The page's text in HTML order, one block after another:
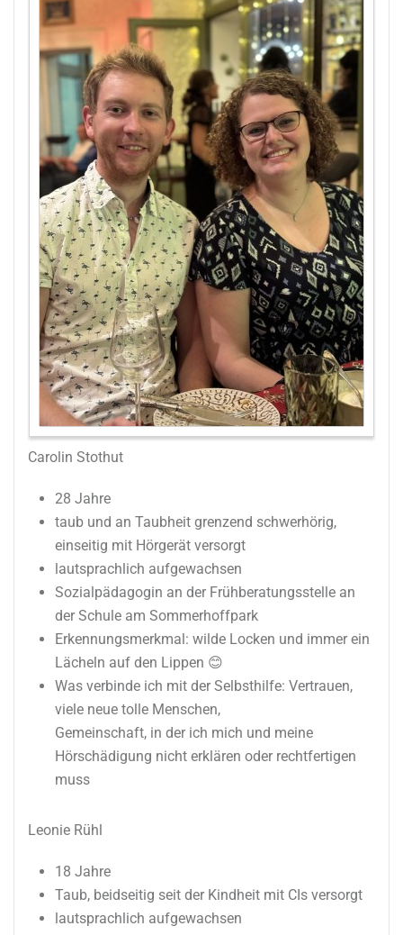
Carolin Stothut
28 Jahre
taub und an Taubheit grenzend schwerhörig,
einseitig mit Hörgerät versorgt
lautsprachlich aufgewachsen
Sozialpädagogin an der Frühberatungsstelle an
der Schule am Sommerhoffpark
Erkennungsmerkmal: wilde Locken und immer ein
Lächeln auf den Lippen 😊
Was verbinde ich mit der Selbsthilfe: Vertrauen,
viele neue tolle Menschen,
Gemeinschaft, in der ich mich und meine
Hörschädigung nicht erklären oder rechtfertigen
muss
Leonie Rühl
18 Jahre
Taub, beidseitig seit der Kindheit mit CIs versorgt
lautsprachlich aufgewachsen